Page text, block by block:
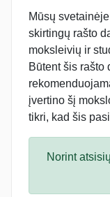
Mūsų
skirtingų rašto
moksleivių ir
Būtent šis rašto
įvertino šį
tikri, kad šis
Norint